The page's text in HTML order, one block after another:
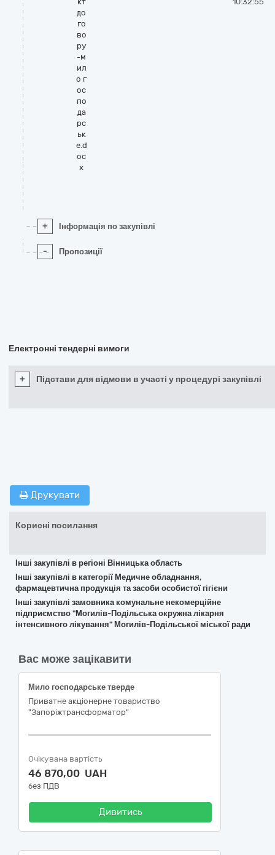
до
го
во
ру
-м
ил
о г
ос
по
да
рс
ьк
е.d
oc
x
+ Інформація по закупівлі
- Пропозиції
Електронні тендерні вимоги
+ Підстави для відмови в участі у процедурі закупівлі
Друкувати
Корисні посилання
Інші закупівлі в регіоні Вінницька область
Інші закупівлі в категорії Медичне обладнання,
фармацевтична продукція та засоби особистої гігієни
Інші закупівлі замовника комунальне некомерційне
підприємство "Могилів-Подільська окружна лікарня
інтенсивного лікування" Могилів-Подільської міської ради
Вас може зацікавити
Мило господарське тверде
Приватне акціонерне товариство
"Запоріжтрансформатор"
Очікувана вартість
46 870,00 UAH
без ПДВ
Дивитись